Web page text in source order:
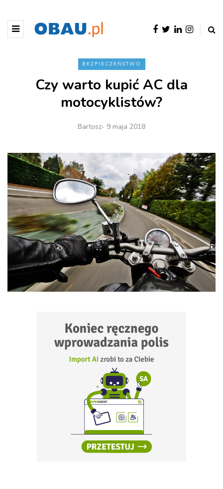
BEZPIECZEŃSTWO
Czy warto kupić AC dla
motocyklistów?
Bartosz- 9 maja 2018